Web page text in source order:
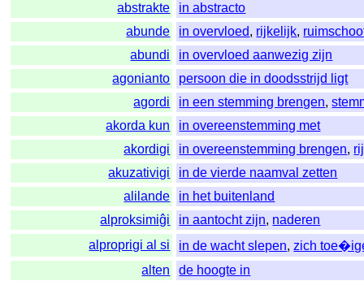
abstrakte
in abstracto
abunde
in overvloed, rijkelijk,
abundi
in overvloed aanwezig zijn
agonianto
persoon die in doodsstrijd ligt
agordi
in een stemming brengen,
akorda kun
in overeenstemming met
akordigi
in overeenstemming brengen,
akuzativigi
in de vierde naamval zetten
alilande
in het buitenland
alproksimiĝi
in aantocht zijn, naderen
alproprigi al si
in de wacht slepen,zich
alten
de hoogte in